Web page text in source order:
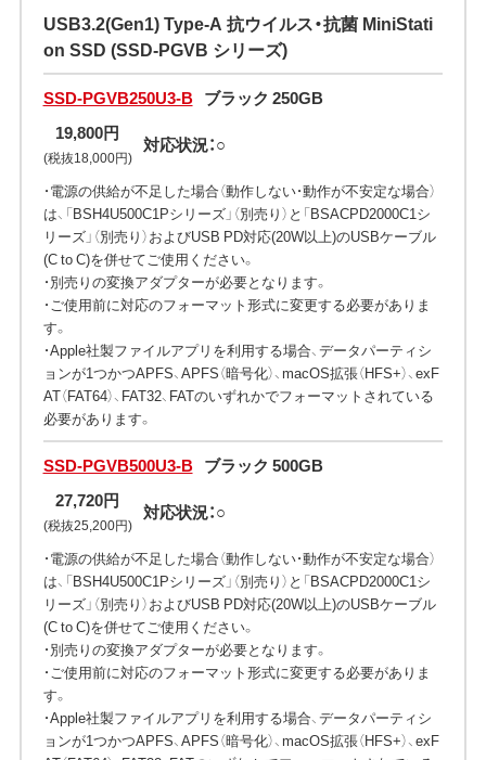
USB3.2(Gen1) Type-A 抗ウイルス・抗菌 MiniStati
on SSD (SSD-PGVB シリーズ)
SSD-PGVB250U3-B ブラック 250GB
19,800円
(税抜18,000円)
対応状況：○
・電源の供給が不足した場合（動作しない・動作が不安定な場合）
は、「BSH4U500C1Pシリーズ」（別売り）と「BSACPD2000C1シ
リーズ」（別売り）およびUSB PD対応(20W以上)のUSBケーブル
(C to C)を併せてご使用ください。
・別売りの変換アダプターが必要となります。
・ご使用前に対応のフォーマット形式に変更する必要がありま
す。
・Apple社製ファイルアプリを利用する場合、データパーティシ
ョンが1つかつAPFS、APFS（暗号化）、macOS拡張（HFS+）、exF
AT（FAT64）、FAT32、FATのいずれかでフォーマットされている
必要があります。
SSD-PGVB500U3-B ブラック 500GB
27,720円
(税抜25,200円)
対応状況：○
・電源の供給が不足した場合（動作しない・動作が不安定な場合）
は、「BSH4U500C1Pシリーズ」（別売り）と「BSACPD2000C1シ
リーズ」（別売り）およびUSB PD対応(20W以上)のUSBケーブル
(C to C)を併せてご使用ください。
・別売りの変換アダプターが必要となります。
・ご使用前に対応のフォーマット形式に変更する必要がありま
す。
・Apple社製ファイルアプリを利用する場合、データパーティシ
ョンが1つかつAPFS、APFS（暗号化）、macOS拡張（HFS+）、exF